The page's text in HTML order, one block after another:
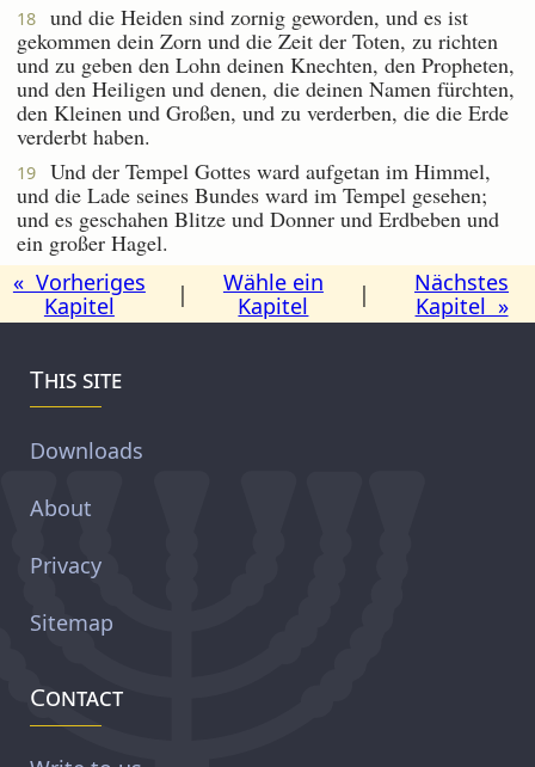
18
und die Heiden sind zornig geworden, und es ist
gekommen dein Zorn und die Zeit der Toten, zu richten
und zu geben den Lohn deinen Knechten, den Propheten,
und den Heiligen und denen, die deinen Namen fürchten,
den Kleinen und Großen, und zu verderben, die die Erde
verderbt haben.
19
Und der Tempel Gottes ward aufgetan im Himmel,
und die Lade seines Bundes ward im Tempel gesehen;
und es geschahen Blitze und Donner und Erdbeben und
ein großer Hagel.
« Vorheriges
Kapitel
|
Wähle ein
Kapitel
|
Nächstes
Kapitel »
This site
Downloads
About
Privacy
Sitemap
Contact